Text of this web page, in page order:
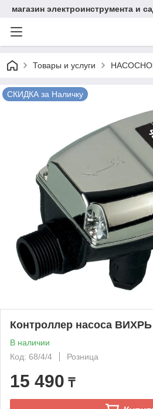
магазин электроинструмента и
Товары и услуги
СКИДКА за Наличку
Контроллер насоса ВИХРЬ
В наличии
Код: 68/4/4
Розница
15 490 ₸